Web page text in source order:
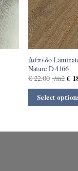
Δάπεδο
Nature D 4166
€22.00 /m2 €
Select